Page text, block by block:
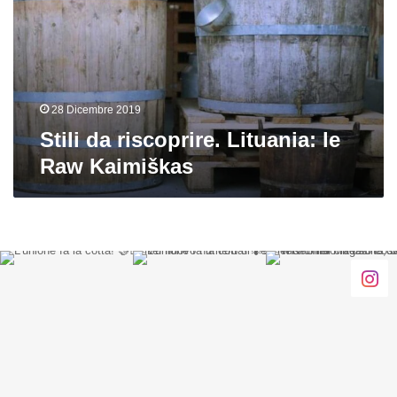
le
Raw
Kaimiškas
28 Dicembre 2019
Stili da riscoprire. Lituania: le
Raw Kaimiškas